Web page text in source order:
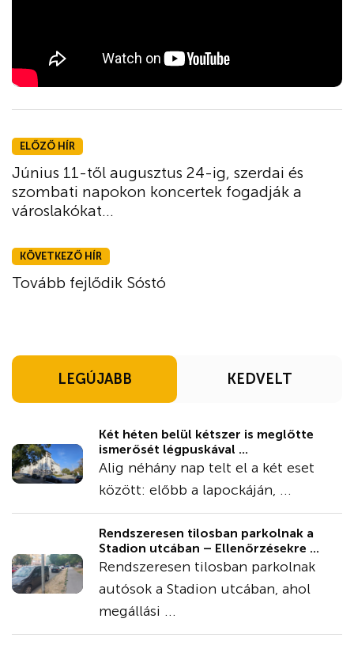
ELŐZŐ HÍR
Június 11-től augusztus 24-ig, szerdai és
szombati napokon koncertek fogadják a
városlakókat...
KÖVETKEZŐ HÍR
Tovább fejlődik Sóstó
LEGÚJABB KEDVELT
Két héten belül kétszer is meglőtte
ismerősét légpuskával ...
Alig néhány nap telt el a két eset
között: előbb a lapockáján, ...
Rendszeresen tilosban parkolnak a
Stadion utcában – Ellenőrzésekre ...
Rendszeresen tilosban parkolnak
autósok a Stadion utcában, ahol
megállási ...